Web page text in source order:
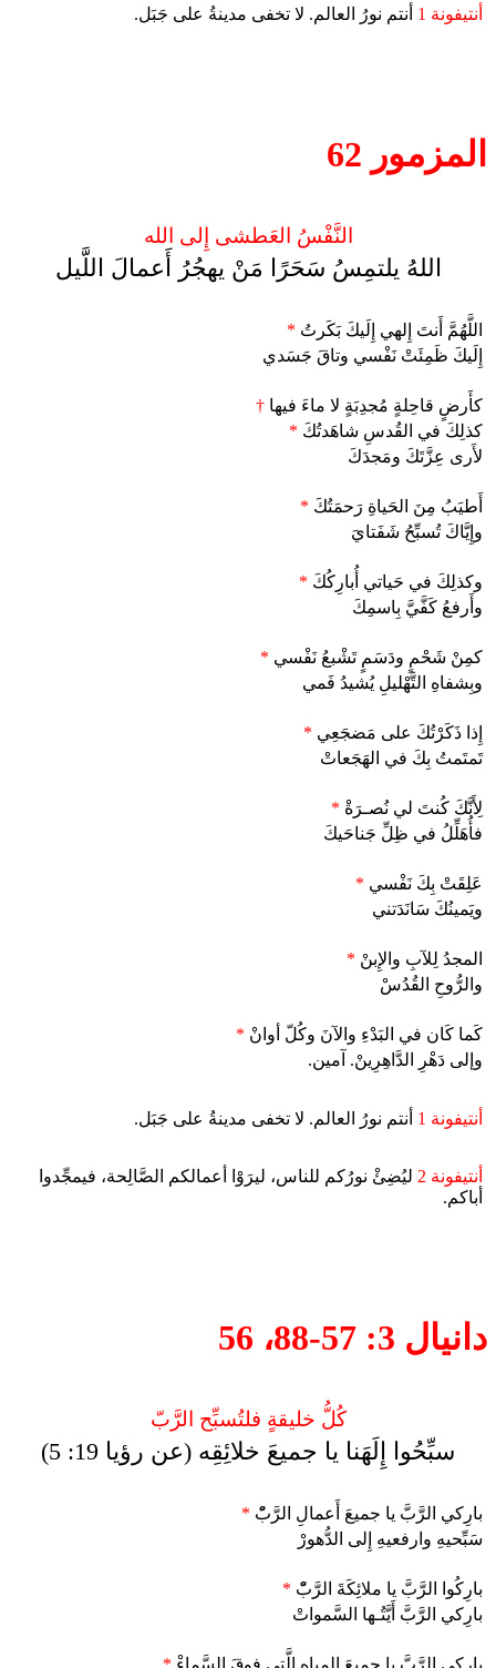
أنتيفونة 1 أنتم نورُ العالم. لا تخفى مدينةُ على جَبَل.
المزمور 62
النَّفْسُ العَطشى إِلى الله
اللهُ يلتمِسُ سَحَرًا مَنْ يهجُرُ أَعمالَ اللَّيل
اللَّهُمَّ أَنتَ إِلهي إِلَيكَ بَكَرتُ *
إِلَيكَ ظَمِئَتْ نَفْسي وتاقَ جَسَدي
كأَرضٍ قاحِلةٍ مُجدِبَةٍ لا ماءَ فيها †
كذلِكَ في القُدسِ شاهَدتُكَ *
لأَرى عِزَّتَكَ ومَجدَكَ
أَطيَبُ مِنَ الحَياةِ رَحمَتُكَ *
وإِيَّاكَ تُسبِّحُ شَفَتايَ
وكذلِكَ في حَياتي أُبارِكُكَ *
وأَرفعُ كَفَّيَّ بِاسمِكَ
كمِنْ شَحْمٍ ودَسَمٍ تَشْبعُ نَفْسي *
وبِشفاهِ التَّهْليلِ يُشيدُ فَمي
إِذا ذَكَرْتُكَ على مَضجَعِي *
تَمتَمتُ بِكَ في الهَجَعاتْ
لِأَنَّكَ كُنتَ لي نُصـرَةْ *
فأُهَلِّلُ في ظِلِّ جَناحَيكَ
عَلِقَتْ بِكَ نَفْسي *
ويَمينُكَ سَانَدَتني
المجدُ لِلآبِ والإِبنْ *
والرُّوحِ القُدُسْ
كَما كَان في البَدْءِ والآنَ وكُلّ أوانْ *
وإلى دَهْرِ الدَّاهِرِينْ. آمين.
أنتيفونة 1 أنتم نورُ العالم. لا تخفى مدينةُ على جَبَل.
أنتيفونة 2
ليُضِئْ نورُكم للناس، ليرَوْا أعمالكم الصَّالِحة، فيمجِّدوا
أباكم.
دانيال 3: 57-88، 56
كُلُّ خليقةٍ فلتُسبِّح الرَّبّ
سبِّحُوا إِلَهَنا يا جميعَ خلائِقِه (عن رؤيا 19: 5)
بارِكي الرَّبَّ يا جميعَ أَعمالِ الرَّبّْ *
سَبِّحيهِ وارفعيهِ إِلى الدُّهورْ
بارِكُوا الرَّبَّ يا ملائِكَةَ الرَّبّْ *
بارِكي الرَّبَّ أَيَّتُـها السَّمواتْ